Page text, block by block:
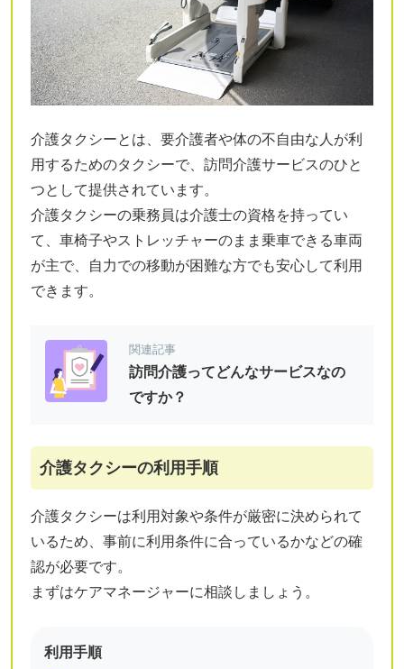
介護タクシーとは、要介護者や体の不自由な人が利
用するためのタクシーで、訪問介護サービスのひと
つとして提供されています。
介護タクシーの乗務員は介護士の資格を持ってい
て、車椅子やストレッチャーのまま乗車できる車両
が主で、自力での移動が困難な方でも安心して利用
できます。
関連記事
訪問介護ってどんなサービスなの
ですか？
介護タクシーの利用手順
介護タクシーは利用対象や条件が厳密に決められて
いるため、事前に利用条件に合っているかなどの確
認が必要です。
まずはケアマネージャーに相談しましょう。
利用手順